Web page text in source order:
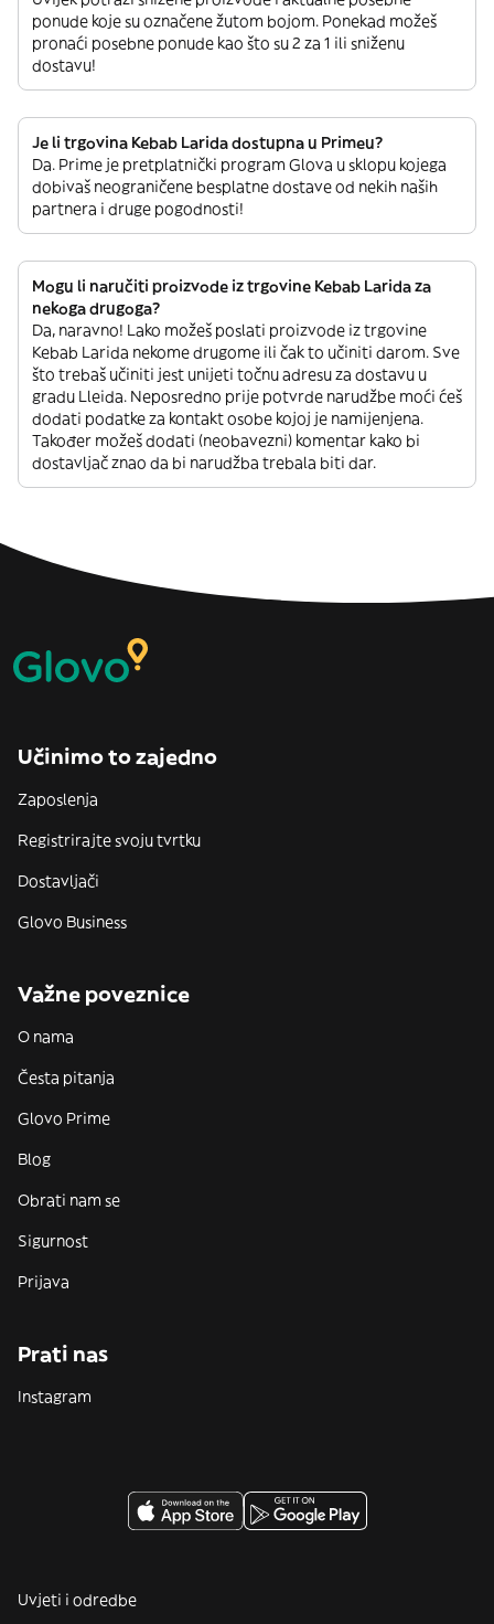
ponude koje su označene žutom bojom. Ponekad možeš
pronaći posebne ponude kao što su 2 za 1 ili sniženu
dostavu!
Je li trgovina Kebab Larida dostupna u Primeu?
Da. Prime je pretplatnički program Glova u sklopu kojega
dobivaš neograničene besplatne dostave od nekih naših
partnera i druge pogodnosti!
Mogu li naručiti proizvode iz trgovine Kebab Larida za
nekoga drugoga?
Da, naravno! Lako možeš poslati proizvode iz trgovine
Kebab Larida nekome drugome ili čak to učiniti darom. Sve
što trebaš učiniti jest unijeti točnu adresu za dostavu u
gradu Lleida. Neposredno prije potvrde narudžbe moći ćeš
dodati podatke za kontakt osobe kojoj je namijenjena.
Također možeš dodati (neobavezni) komentar kako bi
dostavljač znao da bi narudžba trebala biti dar.
Učinimo to zajedno
Zaposlenja
Registrirajte svoju tvrtku
Dostavljači
Glovo Business
Važne poveznice
O nama
Česta pitanja
Glovo Prime
Blog
Obrati nam se
Sigurnost
Prijava
Prati nas
Instagram
Uvjeti i odredbe